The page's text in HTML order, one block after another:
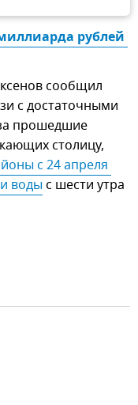
рублей
сообщил
с достаточными
прошедшие
столицу,
с 24 апреля
воды с шести утра